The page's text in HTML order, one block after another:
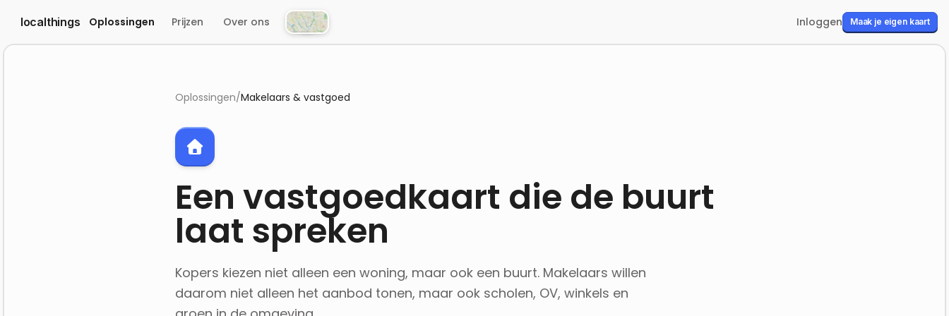
localthings Oplossingen Prijzen Over ons
Atlas
Inloggen Maak je eigen kaart
Oplossingen/Makelaars & vastgoed
Een vastgoedkaart die de buurt
laat spreken
Kopers kiezen niet alleen een woning, maar ook een buurt. Makelaars willen
daarom niet alleen het aanbod tonen, maar ook scholen, OV, winkels en